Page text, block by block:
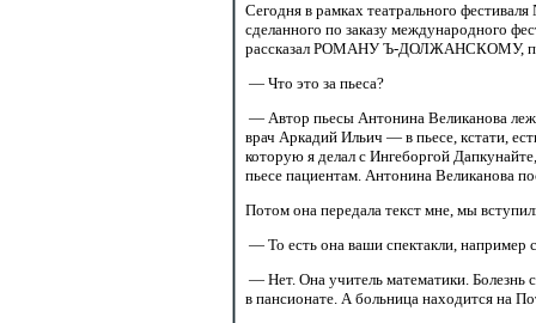
Сегодня в рамках театрального
сделанного по заказу международного
рассказал РОМАНУ Ъ-ДОЛЖАНСКОМУ,
— Что это за пьеса?
— Автор пьесы Антонина Великанова
врач Аркадий Ильич — в пьесе, кстати,
которую я делал с Ингеборгой
пьесе пациентам. Антонина Великанова
Потом она передала текст мне, мы
— То есть она ваши спектакли, например
— Нет. Она учитель математики. Болезнь
в пансионате. А больница находится на